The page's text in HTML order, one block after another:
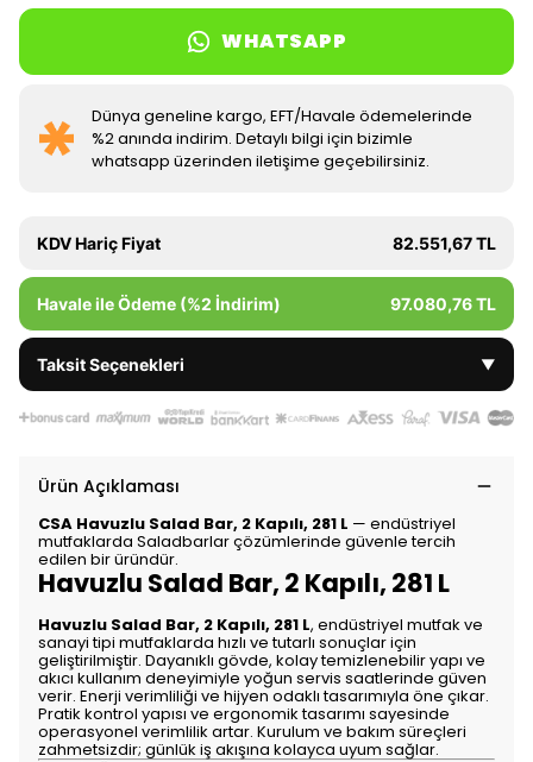
WHATSAPP
Dünya geneline kargo, EFT/Havale ödemelerinde
%2 anında indirim. Detaylı bilgi için bizimle
whatsapp üzerinden iletişime geçebilirsiniz.
KDV Hariç Fiyat 82.551,67 TL
Havale ile Ödeme (%2 İndirim) 97.080,76 TL
Taksit Seçenekleri ▼
Ürün Açıklaması
CSA Havuzlu Salad Bar, 2 Kapılı, 281 L — endüstriyel
mutfaklarda Saladbarlar çözümlerinde güvenle tercih
edilen bir üründür.
Havuzlu Salad Bar, 2 Kapılı, 281 L
Havuzlu Salad Bar, 2 Kapılı, 281 L, endüstriyel mutfak ve
sanayi tipi mutfaklarda hızlı ve tutarlı sonuçlar için
geliştirilmiştir. Dayanıklı gövde, kolay temizlenebilir yapı ve
akıcı kullanım deneyimiyle yoğun servis saatlerinde güven
verir. Enerji verimliliği ve hijyen odaklı tasarımıyla öne çıkar.
Pratik kontrol yapısı ve ergonomik tasarımı sayesinde
operasyonel verimlilik artar. Kurulum ve bakım süreçleri
zahmetsizdir; günlük iş akışına kolayca uyum sağlar.